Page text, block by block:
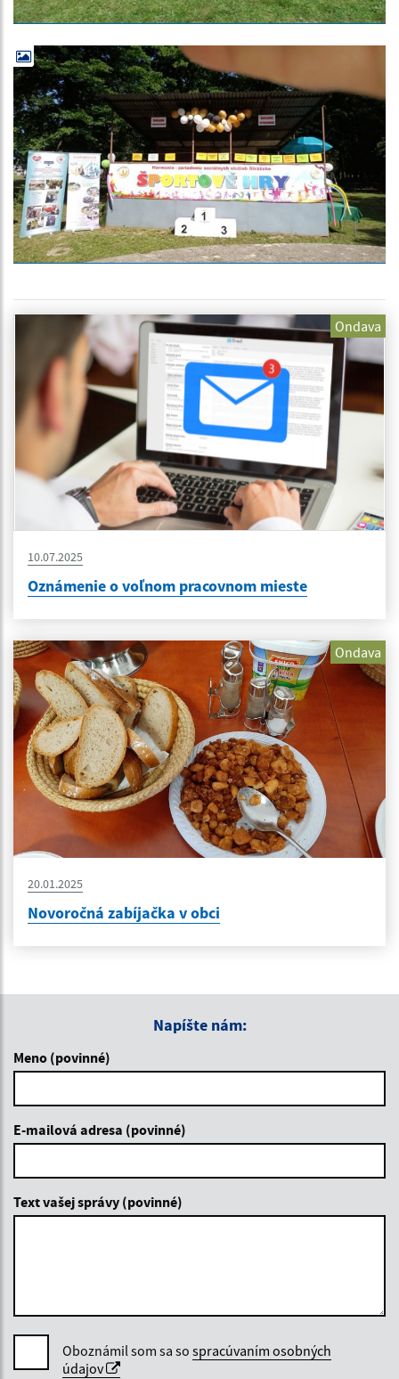
Ondava
10.07.2025
Oznámenie o voľnom pracovnom mieste
Ondava
20.01.2025
Novoročná zabíjačka v obci
Napíšte nám:
Meno (povinné)
E-mailová adresa (povinné)
Text vašej správy (povinné)
Oboznámil som sa so spracúvaním osobných
údajov